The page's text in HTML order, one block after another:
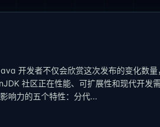
开发者不仅会欣赏这次发布的变化数量
社区正在性能、可扩展性和现代开发
响力的五个特性：分代...